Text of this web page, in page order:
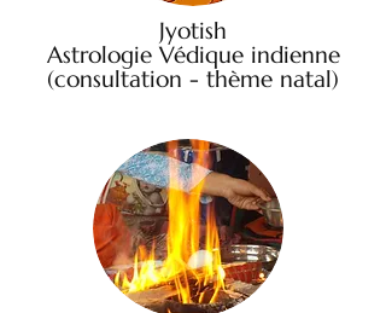
Jyotish
Astrologie Védique indienne
(consultation - thème natal)